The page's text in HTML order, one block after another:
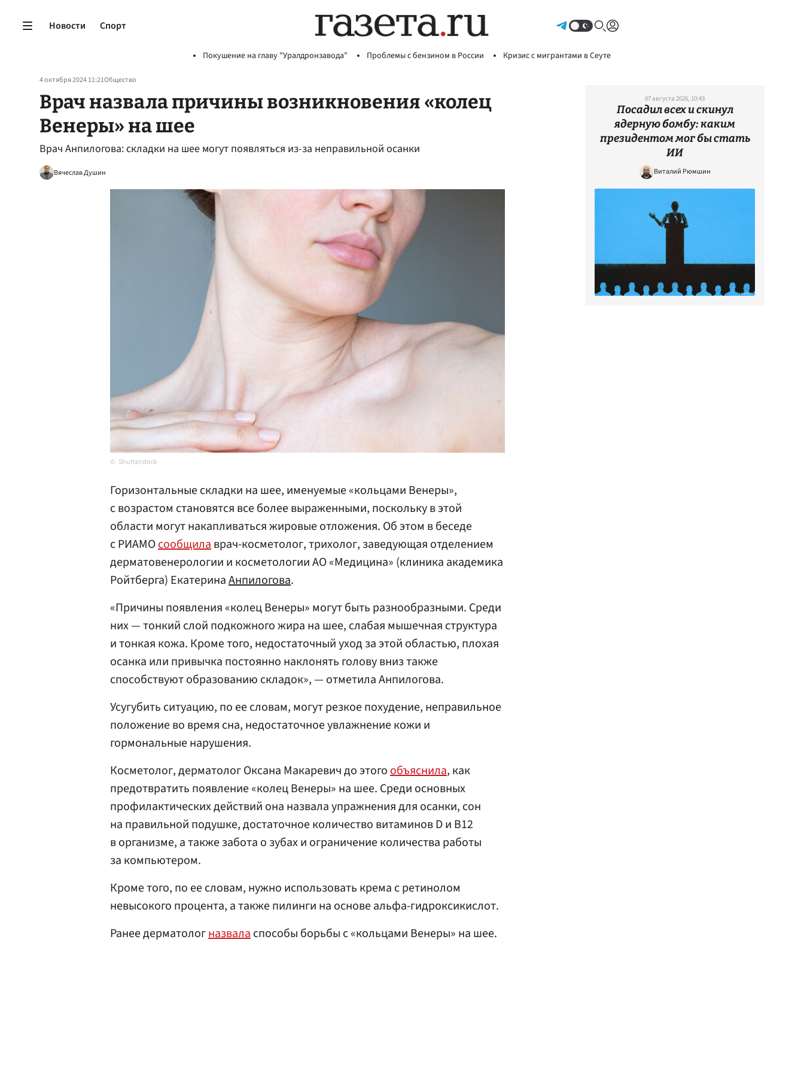
Новости Спорт
Покушение на главу "Уралдронзавода" Проблемы с бензином в России Кризис с мигрантами в Сеуте
4 октября 2024 11:21Общество
Врач назвала причины возникновения «колец
Венеры» на шее
Врач Анпилогова: складки на шее могут появляться из-за неправильной осанки
Вячеслав Душин
Shutterstock
Горизонтальные складки на шее, именуемые «кольцами Венеры»,
с возрастом становятся все более выраженными, поскольку в этой
области могут накапливаться жировые отложения. Об этом в беседе
с РИАМОсообщилаврач-косметолог, трихолог, заведующая отделением
дерматовенерологии и косметологии АО «Медицина» (клиника академика
Ройтберга) ЕкатеринаАнпилогова.
«Причины появления «колец Венеры» могут быть разнообразными. Среди
них — тонкий слой подкожного жира на шее, слабая мышечная структура
и тонкая кожа. Кроме того, недостаточный уход за этой областью, плохая
осанка или привычка постоянно наклонять голову вниз также
способствуют образованию складок», — отметила Анпилогова.
Усугубить ситуацию, по ее словам, могут резкое похудение, неправильное
положение во время сна, недостаточное увлажнение кожи и
гормональные нарушения.
Косметолог, дерматолог Оксана Макаревич до этогообъяснила, как
предотвратить появление «колец Венеры» на шее. Среди основных
профилактических действий она назвала упражнения для осанки, сон
на правильной подушке, достаточное количество витаминов D и B12
в организме, а также забота о зубах и ограничение количества работы
за компьютером.
Кроме того, по ее словам, нужно использовать крема с ретинолом
невысокого процента, а также пилинги на основе альфа-гидроксикислот.
Ранее дерматологназваласпособы борьбы с «кольцами Венеры» на шее.
07 августа 2026, 10:43
Посадил всех и скинул
ядерную бомбу: каким
президентом мог бы стать
ИИ
Виталий Рюмшин